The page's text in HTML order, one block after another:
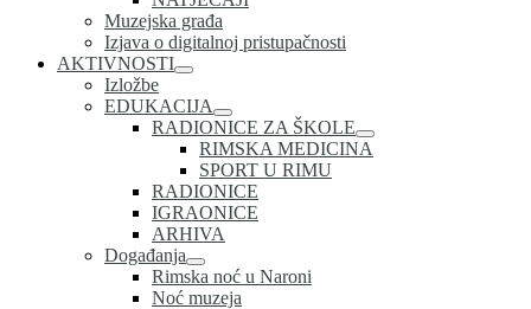
Muzejska građa
Izjava o digitalnoj pristupačnosti
AKTIVNOSTI
Izložbe
EDUKACIJA
RADIONICE ZA ŠKOLE
RIMSKA MEDICINA
SPORT U RIMU
RADIONICE
IGRAONICE
ARHIVA
Događanja
Rimska noć u Naroni
Noć muzeja